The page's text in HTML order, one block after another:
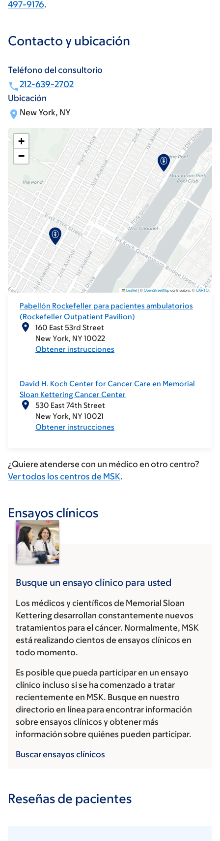
497-9176.
Contacto y ubicación
Teléfono del consultorio
212-639-2702
Ubicación
New York, NY
Pabellón Rockefeller para pacientes ambulatorios
(Rockefeller Outpatient Pavilion)
160 East 53rd Street
New York NY 10022
Obtener instrucciones
David H. Koch Center for Cancer Care en Memorial
Sloan Kettering Cancer Center
530 East 74th Street
New York NY 10021
Obtener instrucciones
+
−
Leaflet|©OpenStreetMapcontributors; ©CARTO
¿Quiere atenderse con un médico en otro centro?
Ver todos los centros de MSK.
Ensayos clínicos
Busque un ensayo clínico para usted
Los médicos y científicos de Memorial Sloan
Kettering desarrollan constantemente nuevos
tratamientos para el cáncer. Normalmente, MSK
está realizando cientos de ensayos clínicos en
todo momento.
Es posible que pueda participar en un ensayo
clínico incluso si se ha comenzado a tratar
recientemente en MSK. Busque en nuestro
directorio en línea para encontrar información
sobre ensayos clínicos y obtener más
información sobre quiénes pueden participar.
Buscar ensayos clínicos
Reseñas de pacientes